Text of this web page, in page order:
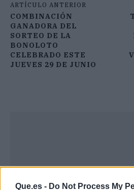
Que.es - Do Not Process My
ARTÍCULO ANTERIOR
COMBINACIÓN
GANADORA DEL
SORTEO DE LA
BONOLOTO
CELEBRADO ESTE
JUEVES 29 DE JUNIO